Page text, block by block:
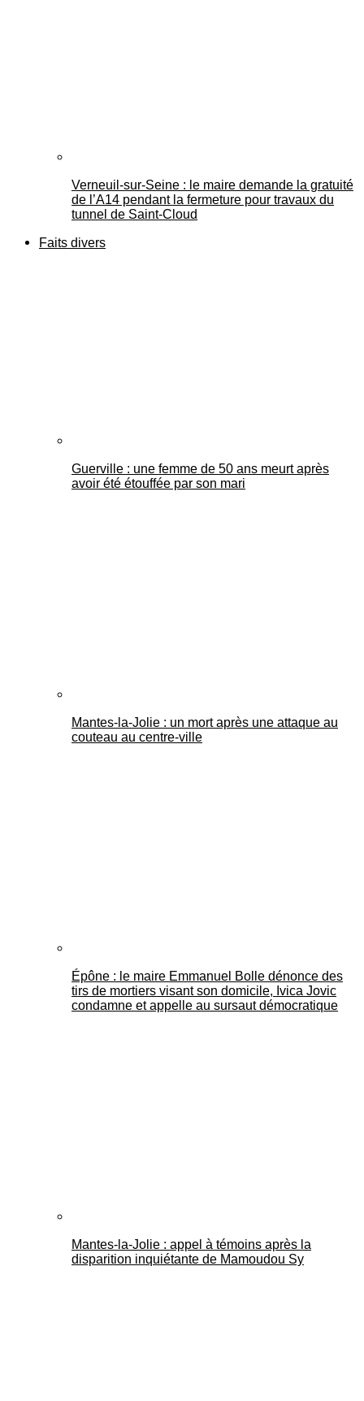
Verneuil-sur-Seine : le maire demande la gratuité
de l’A14 pendant la fermeture pour travaux du
tunnel de Saint-Cloud
Faits divers
Guerville : une femme de 50 ans meurt après
avoir été étouffée par son mari
Mantes-la-Jolie : un mort après une attaque au
couteau au centre-ville
Épône : le maire Emmanuel Bolle dénonce des
tirs de mortiers visant son domicile, Ivica Jovic
condamne et appelle au sursaut démocratique
Mantes-la-Jolie : appel à témoins après la
disparition inquiétante de Mamoudou Sy